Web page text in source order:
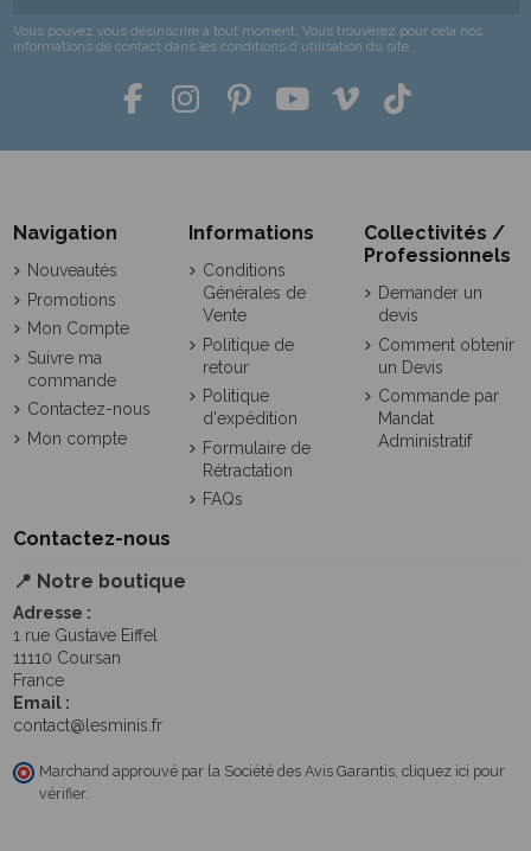
Vous pouvez vous désinscrire à tout moment. Vous trouverez pour cela nos
informations de contact dans les conditions d'utilisation du site.
Navigation
Nouveautés
Promotions
Mon Compte
Suivre ma
commande
Contactez-nous
Mon compte
Informations
Conditions
Générales de
Vente
Politique de
retour
Politique
d'expédition
Formulaire de
Rétractation
FAQs
Collectivités /
Professionnels
Demander un
devis
Comment obtenir
un Devis
Commande par
Mandat
Administratif
Contactez-nous
📍 Notre boutique
Adresse :
1 rue Gustave Eiffel
11110 Coursan
France
Email :
contact@lesminis.fr
Marchand approuvé par la Société des Avis Garantis, cliquez ici pour
vérifier.